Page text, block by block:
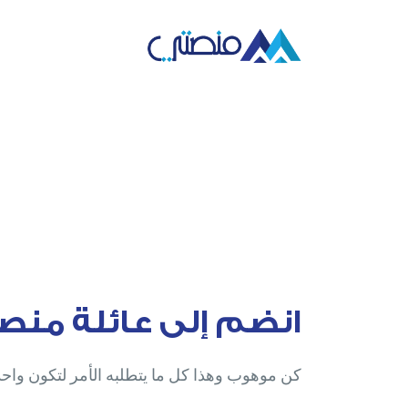
انضم إلى عائلة
كن موهوب وهذا كل ما يتطلبه الأمر لتكون